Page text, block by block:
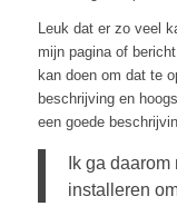
Leuk dat er zo veel
mijn pagina of
kan doen om dat te
beschrijving en
een goede
Ik ga
installeren